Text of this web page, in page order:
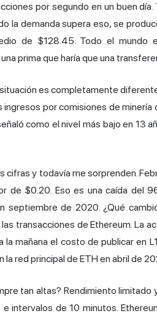
por segundo en un buen día.
la demanda supera eso, se
de $128.45. Todo el mundo
prima que haría que una
es completamente
por comisiones de
como el nivel más bajo en 13
cifras y todavía me sorprenden.
de $0.20. Eso es una caída del
septiembre de 2020. ¿Qué
transacciones de Ethereum. La
mañana el costo de publicar en
red principal de ETH en abril de
tan altas? Rendimiento limitado
intervalos de 10 minutos.